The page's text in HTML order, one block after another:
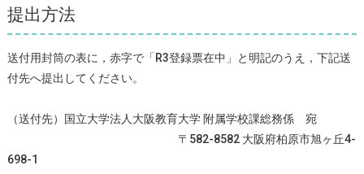
提出方法
送付用封筒の表に，赤字で「R3登録票在中」と明記のうえ，下記送
付先へ提出してください。
（送付先）国立大学法人大阪教育大学 附属学校課総務係 宛
〒582-8582 大阪府柏原市旭ヶ丘4-
698-1